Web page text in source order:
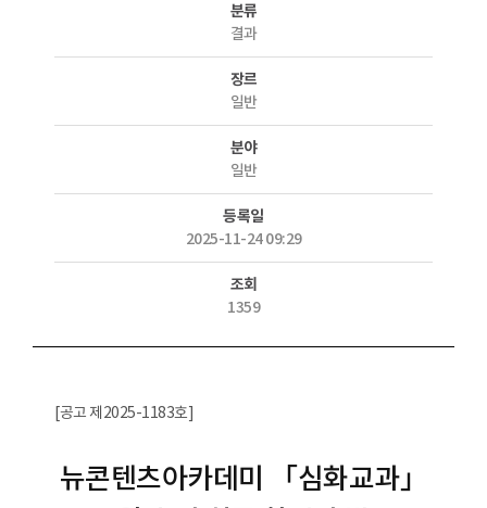
분류
결과
장르
일반
분야
일반
등록일
2025-11-24 09:29
조회
1359
[공고 제2025-1183호]
뉴콘텐츠아카데미 「심화교과」